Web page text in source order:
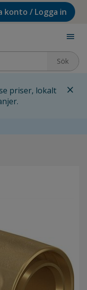
konto / Logga in
menu
Sök
priser, lokalt
close